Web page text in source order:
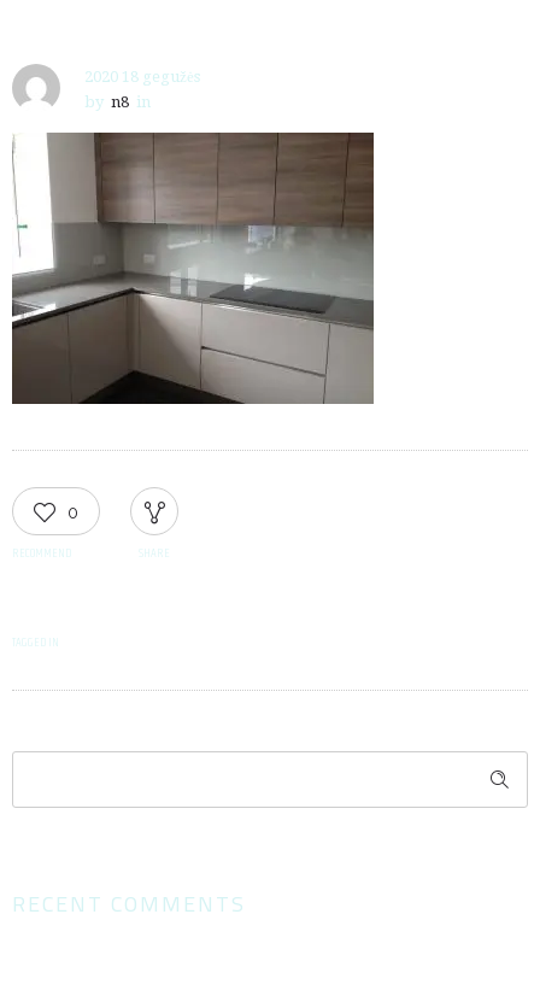
2020 18 gegužės
by n8 in
0
RECOMMEND SHARE
TAGGED IN
RECENT COMMENTS